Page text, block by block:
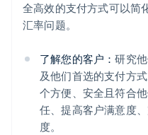
全高效的支付方式可以简
汇率问题。
了解您的客户：研究
及他们首选的支付方
个方便、安全且符合
任、提高客户满意度
度。